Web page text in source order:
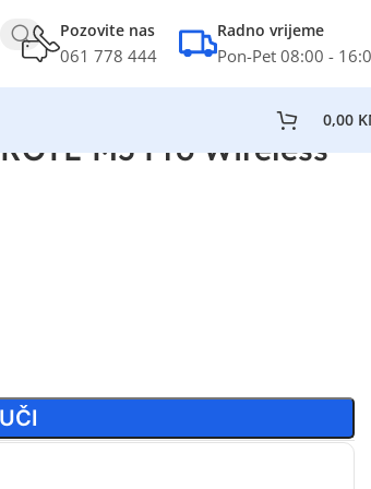
Pozovite nas
061 778 444
Radno vrijeme
Pon-Pet 08:00 -
0,00
M5 Pro Wireless